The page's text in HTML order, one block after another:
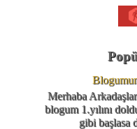
Merhaba
blogum 1.yılını
gibi başlasa